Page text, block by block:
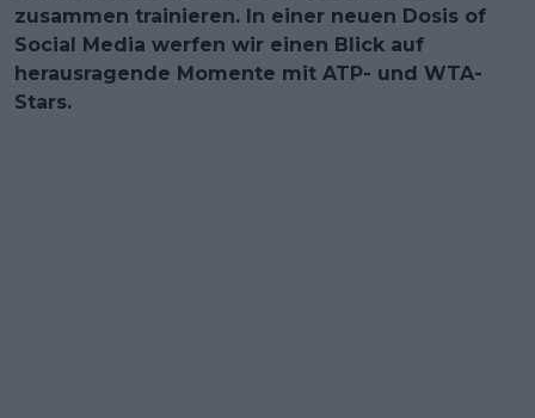
zusammen trainieren. In einer neuen Dosis of
Social Media werfen wir einen Blick auf
herausragende Momente mit ATP- und WTA-
Stars.